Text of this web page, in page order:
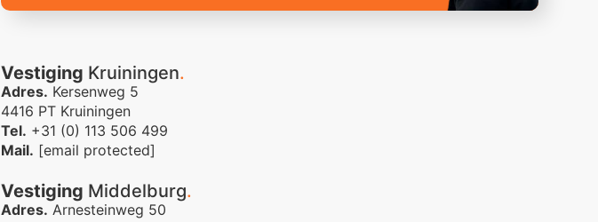
Vestiging Kruiningen.
Adres. Kersenweg 5
4416 PT Kruiningen
Tel. +31 (0) 113 506 499
Mail. [email protected]
Vestiging Middelburg.
Adres. Arnesteinweg 50